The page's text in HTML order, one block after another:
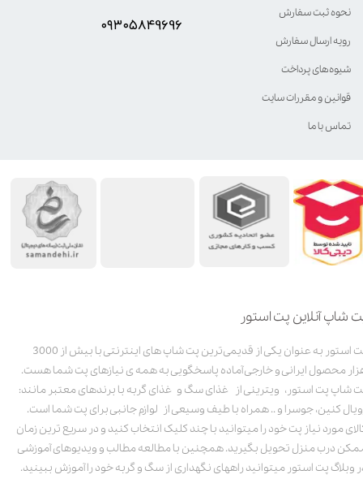
شاپ آنلاین پت استور
پت استور به عنوان یکی از قدیمی‌ترین پت شاپ های اینترنتی با بیش از 3000
محصول ایرانی و خارجی آماده پاسخگویی به همه ی نیازهای پت شما هست.
شاپ پت استور، ویترینی از غذای سگ و غذای گربه با برندهای معتبر مانند:
کنین، جوسرا و .. همراه با طیف وسیعی از لوازم جانبی برای پت شما است.
مورد نیاز پت خود را میتوانید با چند کلیک انتخاب کنید و در سریع ترین زمان
درب منزل تحویل بگیرید. همچنین با مطالعه مطالب و ویدیوهای آموزشی
وبلاگ پت استور میتوانید راههای نگهداری از سگ و گربه خود را آموزش ببینید.
نحوه ثبت سفارش
رویه ارسال سفارش
شیوه‌های پرداخت
قوانین و مقررات سایت
تماس با ما
۰۹۳۰۵8۴9696